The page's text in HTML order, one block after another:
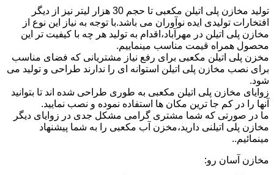
تولید مخازن پلی اتیلن مکعبی تا حجم 30 هزار لیتر نیز از دیگر
افتخارات تولیدی ایده نوآوران می باشد.با توجه به نیاز این نوع از
مخازن پلی اتیلن در مهرآباد،اقدام به تولید هر چه با کیفیت تر این
محصول همراه قیمت مناسب مینماییم.
مخزن پلی اتیلن مکعبی برای رفع نیاز مشتریانی که فضای مناسب
برای نصب مخازن پلی اتیلن استوانه ای را ندارند طراحی و تولید می
شود.
زوایای مخازن پلی اتیلن مکعبی به طوری طراحی شده اند تا بتوانید
آنها را در کم جا ترین مکان ها استفاده نموده و نصب نمایید.
ما در صورتی که شما مشتری گرامی مشکل جدی در زوایای دیگر
مخازن پلی اتیلنی دارید،مخزن آب مکعبی را به شما پیشنهاد
مینمائیم..
مخازن آسان رو: